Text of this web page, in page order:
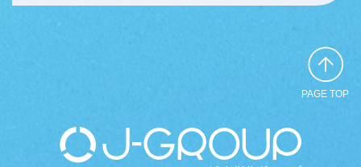
PAGE TOP